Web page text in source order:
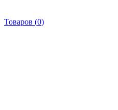
Товаров (0)